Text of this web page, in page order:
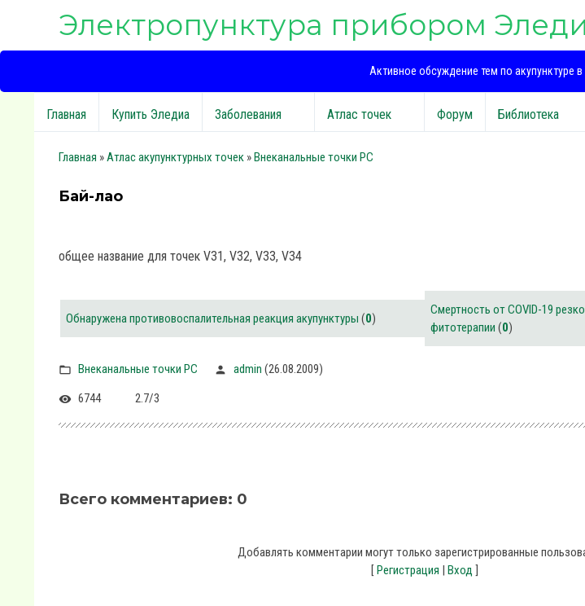
Электропунктура прибором
Активное обсуждение тем по акупунктуре в
Главная Купить Эледиа Заболевания Атлас точек Форум Библиотека
Главная »Атлас акупунктурных точек »Внеканальные точки PC
Бай-лао
общее название для точек V31, V32, V33, V34
Обнаружена противовоспалительная реакция акупунктуры (0)
Смертность от COVID-19
фитотерапии (0)
Внеканальные точки PC admin (26.08.2009)
6744
2.7/3
Всего комментариев: 0
Добавлять комментарии могут только зарегистрированные
[Регистрация | Вход ]